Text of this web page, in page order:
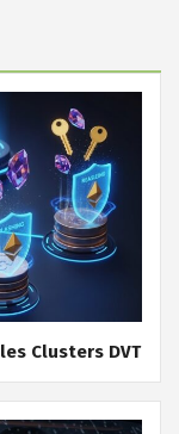
Clusters DVT